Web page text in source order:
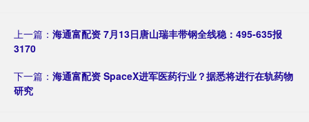
上一篇： 海通富配资 7月13日唐山瑞丰带钢全线稳：495-635报
3170
下一篇： 海通富配资 SpaceX进军医药行业？据悉将进行在轨药物
研究